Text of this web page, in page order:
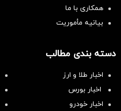
همکاری با ما
بیانیه مأموریت
دسته بندی مطالب
اخبار طلا و ارز
اخبار بورس
اخبار خودرو